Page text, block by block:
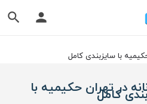
با سایزبندی کامل
در تهران حکیمیه با
کامل